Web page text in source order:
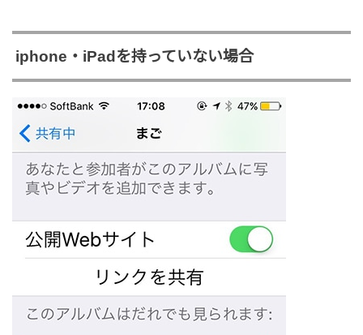
iphone・iPadを持っていない場合